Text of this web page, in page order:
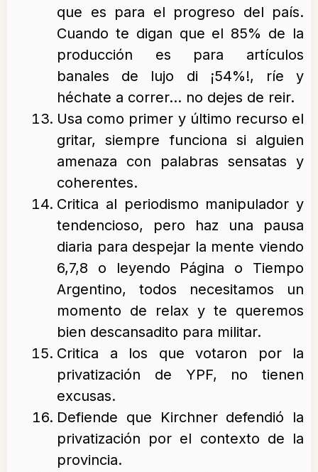
que es para el progreso del país.
Cuando te digan que el 85% de la
producción es para artículos
banales de lujo di ¡54%!, ríe y
héchate a correr… no dejes de reir.
Usa como primer y último recurso el
gritar, siempre funciona si alguien
amenaza con palabras sensatas y
coherentes.
Critica al periodismo manipulador y
tendencioso, pero haz una pausa
diaria para despejar la mente viendo
6,7,8 o leyendo Página o Tiempo
Argentino, todos necesitamos un
momento de relax y te queremos
bien descansadito para militar.
Critica a los que votaron por la
privatización de YPF, no tienen
excusas.
Defiende que Kirchner defendió la
privatización por el contexto de la
provincia.